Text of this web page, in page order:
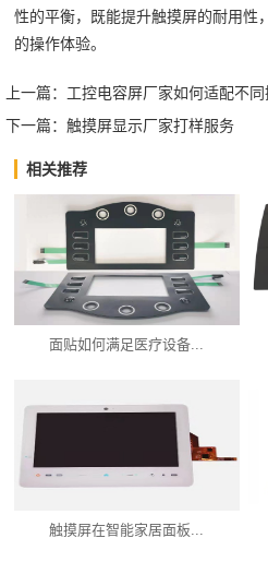
性的平衡，既能提升触摸屏的耐用性
的操作体验。‍
上一篇： 工控电容屏厂家如何适配不
下一篇： 触摸屏显示厂家打样服务
相关推荐
面贴如何满足医疗设备...
触摸屏在智能家居面板...